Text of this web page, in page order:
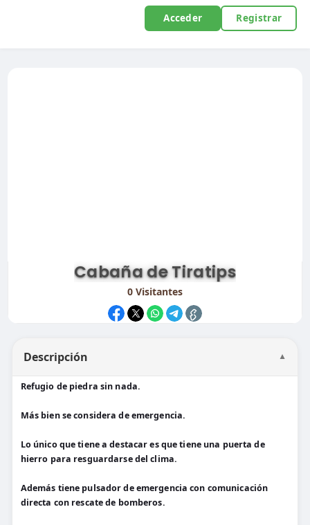
Acceder Registrar
Cabaña de Tiratips
0Visitantes
Descripción ▼
Refugio de piedra sin nada.
Más bien se considera de emergencia.
Lo único que tiene a destacar es que tiene una puerta de
hierro para resguardarse del clima.
Además tiene pulsador de emergencia con comunicación
directa con rescate de bomberos.